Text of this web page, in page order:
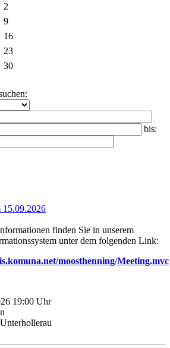
2
9
16
23
30
bis:
15.09.2026
finden Sie in unserem
unter dem folgenden Link:
moosthenning/Meeting.mvc
19:00 Uhr